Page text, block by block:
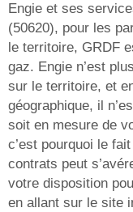
Engie et ses
(50620), pour les
le territoire, GRDF
gaz. Engie n’est
sur le territoire, et
géographique, il
soit en mesure de
c’est pourquoi le
contrats peut
votre disposition
en allant sur le site